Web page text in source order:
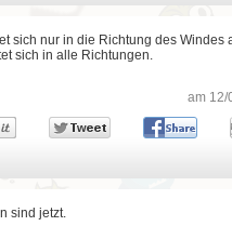
sich nur in die Richtung des Windes
sich in alle Richtungen.
am 12/
sind jetzt.